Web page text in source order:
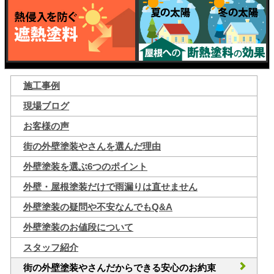
施工事例
現場ブログ
お客様の声
街の外壁塗装やさんを選んだ理由
外壁塗装を選ぶ6つのポイント
外壁・屋根塗装だけで雨漏りは直せません
外壁塗装の疑問や不安なんでもQ&A
外壁塗装のお値段について
スタッフ紹介
街の外壁塗装やさんだからできる安心のお約束